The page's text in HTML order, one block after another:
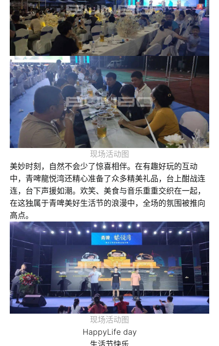
现场活动图
美妙时刻，自然不会少了惊喜相伴。在有趣好玩的互动
中，青啤龍悦湾还精心准备了众多精美礼品，台上酣战连
连，台下声援如潮。欢笑、美食与音乐重重交织在一起，
在这独属于青啤美好生活节的浪漫中，全场的氛围被推向
高点。
现场活动图
HappyLife day